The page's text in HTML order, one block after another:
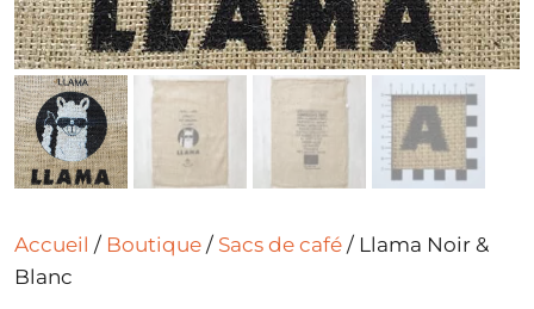
Accueil / Boutique / Sacs de café / Llama Noir &
Blanc